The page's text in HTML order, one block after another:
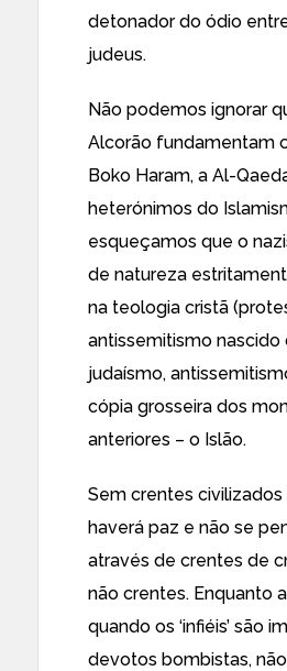
detonador do ódio
judeus.
Não podemos ignorar
Alcorão fundamentam
Boko Haram, a Al-
heterónimos do
esqueçamos que o
de natureza
na teologia cristã
antissemitismo nascido
judaísmo,
cópia grosseira dos
anteriores – o Islão.
Sem crentes
haverá paz e não se
através de crentes de
não crentes. Enquanto
quando os ‘infiéis’ são
devotos bombistas,